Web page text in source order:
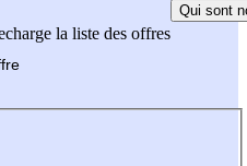
la liste des offres
Qui sont